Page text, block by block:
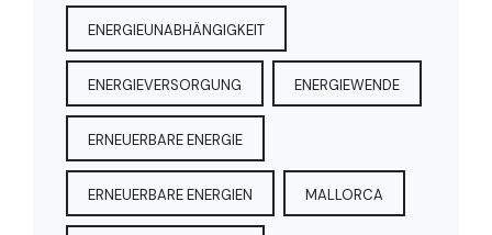
ENERGIEUNABHÄNGIGKEIT
ENERGIEVERSORGUNG ENERGIEWENDE
ERNEUERBARE ENERGIE
ERNEUERBARE ENERGIEN MALLORCA